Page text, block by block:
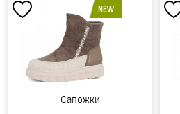
NEW
Сапожки